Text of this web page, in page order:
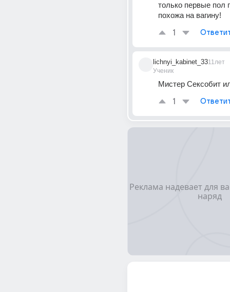
только первые пол
похожа на вагину!
1
lichnyi_kabinet_33
Ученик
11лет
Мистер Сексобит
1